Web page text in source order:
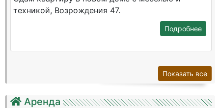
Аренда
техникой, Возрождения 47.
Подробнее
Показать все